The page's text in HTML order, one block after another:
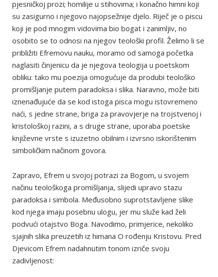
pjesničkoj prozi; homilije u stihovima; i konačno himni koji
su zasigurno i njegovo najopsežnije djelo. Riječ je o piscu
koji je pod mnogim vidovima bio bogat i zanimljiv, no
osobito se to odnosi na njegov teološki profil. Želimo li se
približiti Efremovu nauku, moramo od samoga početka
naglasiti činjenicu da je njegova teologija u poetskom
obliku: tako mu poezija omogućuje da produbi teološko
promišljanje putem paradoksa i slika. Naravno, može biti
iznenađujuće da se kod istoga pisca mogu istovremeno
naći, s jedne strane, briga za pravovjerje na trojstvenoj i
kristološkoj razini, a s druge strane, uporaba poetske
književne vrste s izuzetno obilnim i izvrsno iskorištenim
simboličkim načinom govora.
Zapravo, Efrem u svojoj potrazi za Bogom, u svojem
načinu teološkoga promišljanja, slijedi upravo stazu
paradoksa i simbola. Međusobno suprotstavljene slike
kod njega imaju posebnu ulogu, jer mu služe kad želi
podvući otajstvo Boga. Navodimo, primjerice, nekoliko
sjajnih slika preuzetih iz himana O rođenju Kristovu. Pred
Djevicom Efrem nadahnutim tonom izriče svoju
zadivljenost: